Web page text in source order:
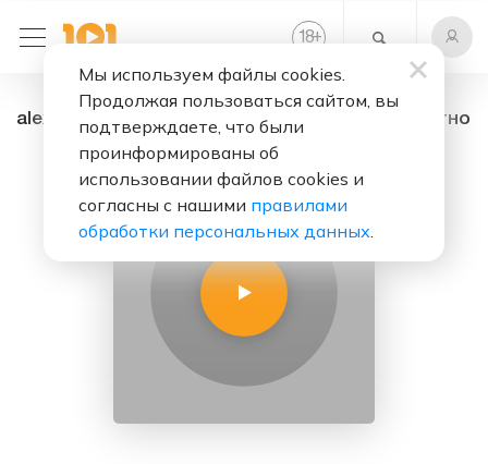
18+
alex2000fm - радио онлайн. Слушать бесплатно
Мы используем файлы cookies.
Продолжая пользоваться сайтом, вы
подтверждаете, что были
проинформированы об
использовании файлов cookies и
согласны с нашими правилами
обработки персональных данных.